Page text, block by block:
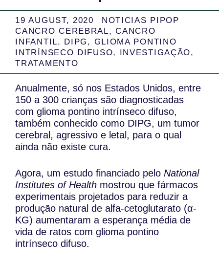
19 AUGUST, 2020
NOTICIAS PIPOP
CANCRO CEREBRAL,CANCRO
INFANTIL, DIPG , GLIOMA PONTINO
INTRÍNSECO DIFUSO, INVESTIGAÇÃO,
TRATAMENTO
Anualmente, só nos Estados Unidos, entre
150 a 300 crianças são diagnosticadas
com glioma pontino intrínseco difuso,
também conhecido como DIPG, um tumor
cerebral, agressivo e letal, para o qual
ainda não existe cura.
Agora, um estudo financiado peloNational
Institutes of Health mostrou que fármacos
experimentais projetados para reduzir a
produção natural de alfa-cetoglutarato (α-
KG) aumentaram a esperança média de
vida de ratos com glioma pontino
intrínseco difuso.